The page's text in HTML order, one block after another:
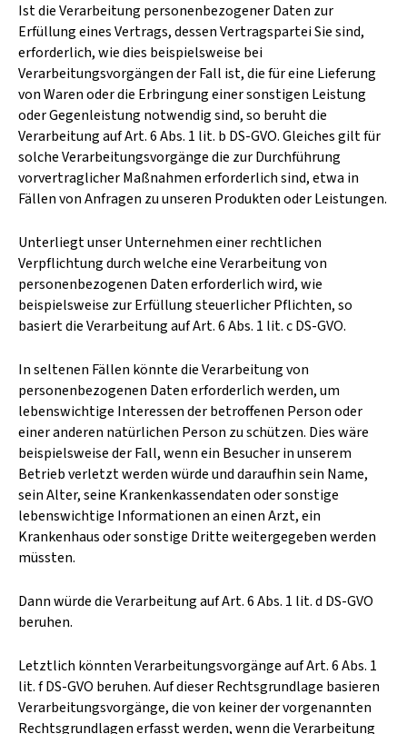
Ist die Verarbeitung personenbezogener Daten zur
Erfüllung eines Vertrags, dessen Vertragspartei Sie sind,
erforderlich, wie dies beispielsweise bei
Verarbeitungsvorgängen der Fall ist, die für eine Lieferung
von Waren oder die Erbringung einer sonstigen Leistung
oder Gegenleistung notwendig sind, so beruht die
Verarbeitung auf Art. 6 Abs. 1 lit. b DS-GVO. Gleiches gilt für
solche Verarbeitungsvorgänge die zur Durchführung
vorvertraglicher Maßnahmen erforderlich sind, etwa in
Fällen von Anfragen zu unseren Produkten oder Leistungen.
Unterliegt unser Unternehmen einer rechtlichen
Verpflichtung durch welche eine Verarbeitung von
personenbezogenen Daten erforderlich wird, wie
beispielsweise zur Erfüllung steuerlicher Pflichten, so
basiert die Verarbeitung auf Art. 6 Abs. 1 lit. c DS-GVO.
In seltenen Fällen könnte die Verarbeitung von
personenbezogenen Daten erforderlich werden, um
lebenswichtige Interessen der betroffenen Person oder
einer anderen natürlichen Person zu schützen. Dies wäre
beispielsweise der Fall, wenn ein Besucher in unserem
Betrieb verletzt werden würde und daraufhin sein Name,
sein Alter, seine Krankenkassendaten oder sonstige
lebenswichtige Informationen an einen Arzt, ein
Krankenhaus oder sonstige Dritte weitergegeben werden
müssten.
Dann würde die Verarbeitung auf Art. 6 Abs. 1 lit. d DS-GVO
beruhen.
Letztlich könnten Verarbeitungsvorgänge auf Art. 6 Abs. 1
lit. f DS-GVO beruhen. Auf dieser Rechtsgrundlage basieren
Verarbeitungsvorgänge, die von keiner der vorgenannten
Rechtsgrundlagen erfasst werden, wenn die Verarbeitung